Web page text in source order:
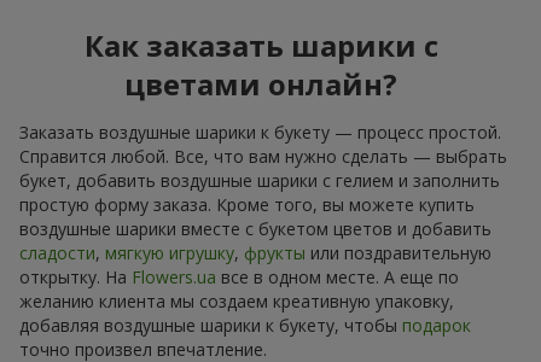
Как заказать шарики с
цветами онлайн?
Заказать воздушные шарики к букету — процесс простой.
Справится любой. Все, что вам нужно сделать — выбрать
букет, добавить воздушные шарики с гелием и заполнить
простую форму заказа. Кроме того, вы можете купить
воздушные шарики вместе с букетом цветов и добавить
сладости, мягкую игрушку, фрукты или поздравительную
открытку. На Flowers.ua все в одном месте. А еще по
желанию клиента мы создаем креативную упаковку,
добавляя воздушные шарики к букету, чтобы подарок
точно произвел впечатление.